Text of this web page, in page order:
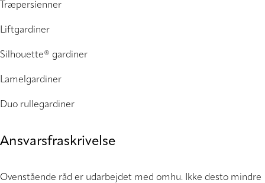
Træpersienner
Liftgardiner
Silhouette® gardiner
Lamelgardiner
Duo rullegardiner
Ansvarsfraskrivelse
Ovenstående råd er udarbejdet med omhu. Ikke desto mindre